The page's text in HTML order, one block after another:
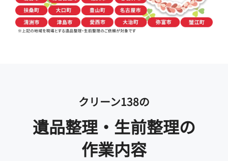
クリーン138の
遺品整理・生前整理の
作業内容